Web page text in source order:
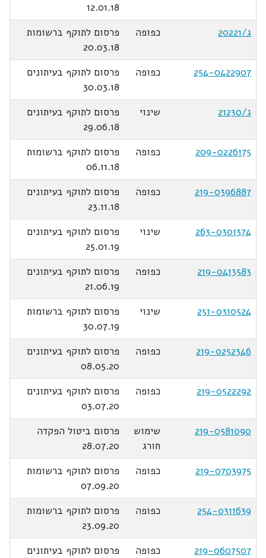
12.01.18
ג/20221
כפופה
פרסום לתוקף ברשומות
20.03.18
254-0422907
כפופה
פרסום לתוקף בעיתונים
30.03.18
ג/21230
שינוי
פרסום לתוקף בעיתונים
29.06.18
209-0226175
כפופה
פרסום לתוקף ברשומות
06.11.18
219-0396887
כפופה
פרסום לתוקף בעיתונים
23.11.18
263-0301374
שינוי
פרסום לתוקף בעיתונים
25.01.19
219-0413583
כפופה
פרסום לתוקף בעיתונים
21.06.19
251-0310524
שינוי
פרסום לתוקף ברשומות
30.07.19
219-0252346
כפופה
פרסום לתוקף בעיתונים
08.05.20
219-0522292
כפופה
פרסום לתוקף בעיתונים
03.07.20
219-0581090
שימוש
חורג
פרסום ביטול הפקדה
28.07.20
219-0703975
כפופה
פרסום לתוקף ברשומות
07.09.20
254-0311639
כפופה
פרסום לתוקף ברשומות
23.09.20
219-0607507
כפופה
פרסום לתוקף בעיתונים